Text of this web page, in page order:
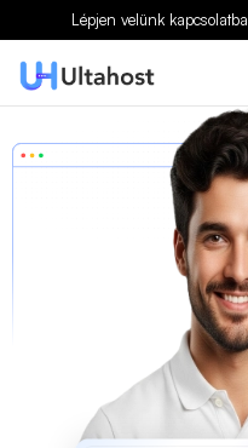
Lépjen velünk kapcsolatba